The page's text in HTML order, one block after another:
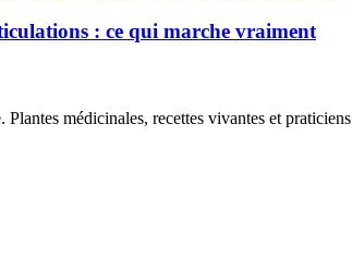
: ce qui marche vraiment
médicinales, recettes vivantes et